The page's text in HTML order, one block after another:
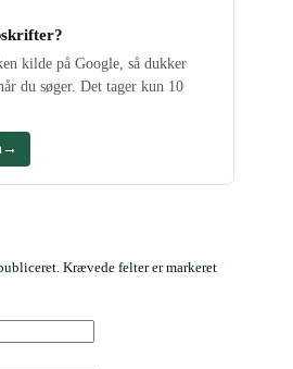
kilde på Google, så dukker
du søger. Det tager kun 10
→
Krævede felter er markeret